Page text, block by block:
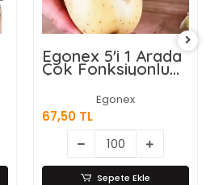
Egonex 5'i 1 Arada
Çok Fonksiyonlu
Meyve Sebze
Soyacağı, Jülyen
Dilimleyici ve Şişe
Açacağı – Ahşap
Saplı Paslanmaz
Çelik
Egonex
67,50 TL
Sepete Ekle